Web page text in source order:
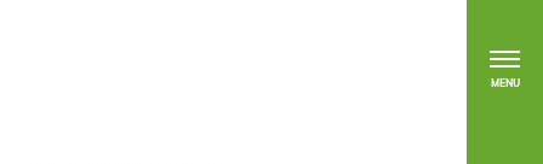
MENU